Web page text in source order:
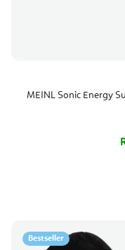
MEINL Sonic Energy
Bestseller